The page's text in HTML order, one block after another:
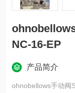
NC-16-EP
产品简介
ohnobellows手动阀